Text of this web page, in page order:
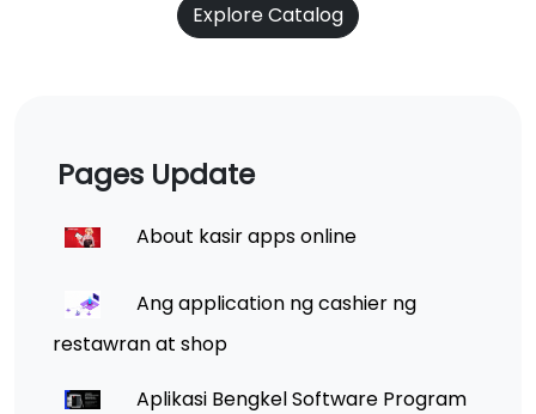
Explore Catalog
Pages Update
About kasir apps online
Ang application ng cashier ng
restawran at shop
Aplikasi Bengkel Software Program